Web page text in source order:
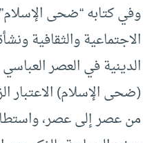
وفي كتابه “ضحى
الاجتماعية والثقافية
الدينية في العصر العباسي
(ضحى الإسلام) الاعتبار
من عصر إلى عصر،